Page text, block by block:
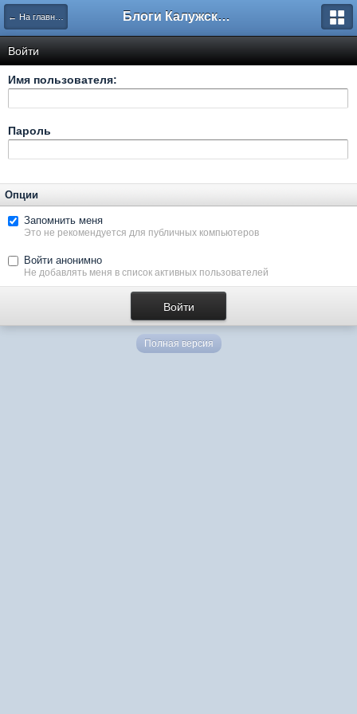
← На главную Блоги Калужского перекрестка
Войти
Имя пользователя:
Пароль
Опции
Запомнить меня
Это не рекомендуется для публичных компьютеров
Войти анонимно
Не добавлять меня в список активных пользователей
Полная версия